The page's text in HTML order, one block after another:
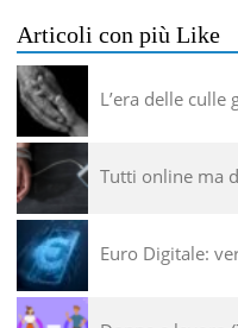
Articoli con più Like
L’era delle culle
Tutti online ma
Euro Digitale: